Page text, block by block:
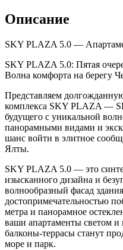
Описание
SKY PLAZA 5.0 —
SKY PLAZA 5.0: Пятая
Волна комфорта на берегу
Представляем
комплекса SKY PLAZA —
будущего с уникальной
панорамными видами и
шанс войти в элитное
Ялты.
SKY PLAZA 5.0 — это
изысканного дизайна и
волнообразный фасад
достопримечательностью
метра и панорамное
ваши апартаменты светом и
балконы-террасы станут
море и парк.